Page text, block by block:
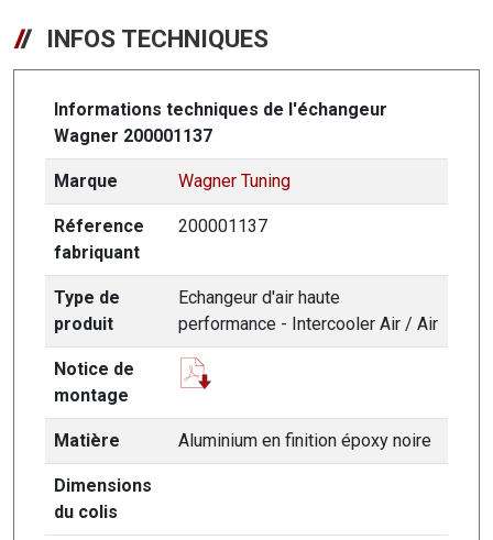
INFOS TECHNIQUES
Informations techniques de l'échangeur
Wagner 200001137
Marque Wagner Tuning
Réference
fabriquant
200001137
Type de
produit
Echangeur d'air haute
performance - Intercooler Air / Air
Notice de
montage
Matière Aluminium en finition époxy noire
Dimensions
du colis